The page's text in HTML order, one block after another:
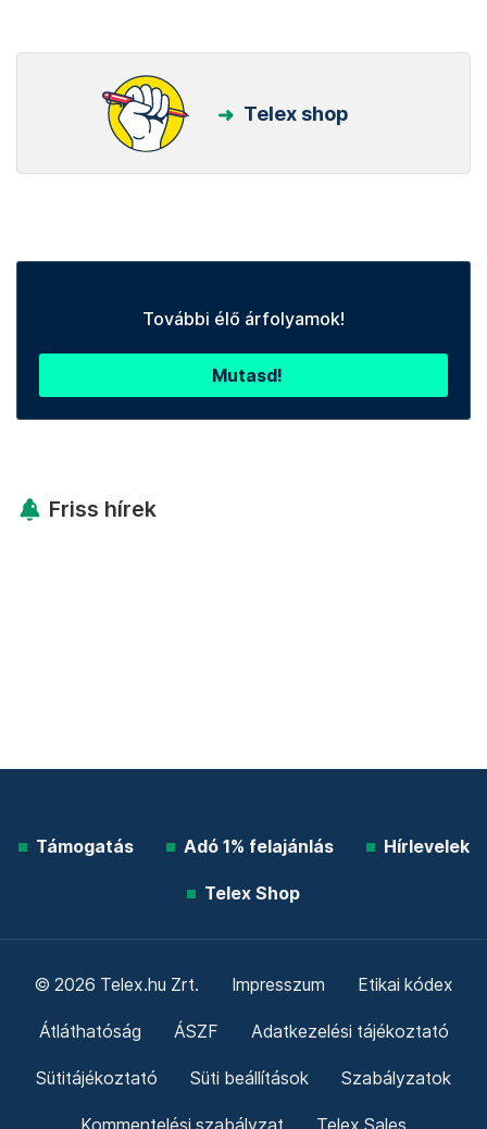
Telex shop
További élő árfolyamok!
Mutasd!
Friss hírek
Támogatás Adó 1% felajánlás Hírlevelek
Telex Shop
© 2026 Telex.hu Zrt. Impresszum Etikai kódex
Átláthatóság ÁSZF Adatkezelési tájékoztató
Sütitájékoztató Süti beállítások Szabályzatok